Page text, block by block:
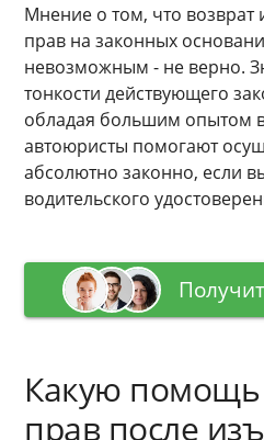
Мнение о том, что возврат
прав на законных
невозможным - не верно.
тонкости действующего
обладая большим опытом
автоюристы помогают
абсолютно законно, если
водительского
Какую помощь
прав после